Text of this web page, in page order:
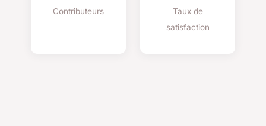
Contributeurs
Taux de
satisfaction